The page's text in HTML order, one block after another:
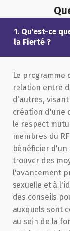
1. Qu'est-ce
la Fierté ?
Le programme
relation entre
d'autres,
création d'une
le respect
membres du
bénéficier d'un
trouver des
l'avancement
sexuelle et à
des conseils
auxquels sont
au sein de la